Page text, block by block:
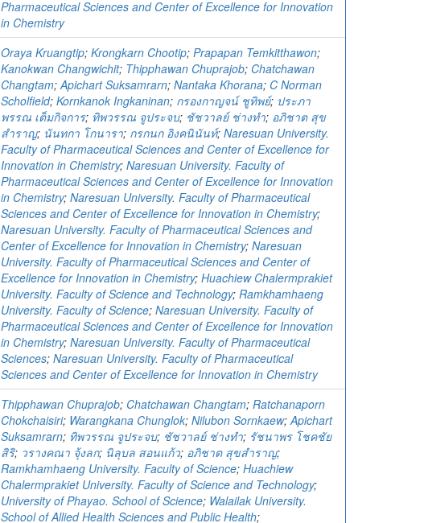
Pharmaceutical Sciences and Center of Excellence for Innovation
in Chemistry
Oraya Kruangtip; Krongkarn Chootip; Prapapan Temkitthawon;
Kanokwan Changwichit; Thipphawan Chuprajob; Chatchawan
Changtam;Apichart Suksamrarn; Nantaka Khorana; C Norman
Scholfield; Kornkanok Ingkaninan; กรองกาญจน์ ชูทิพย์; ประภา
พรรณ เต็มกิจการ; ทิพวรรณ จูประจบ; ชัชวาลย์ ช่างทำ; อภิชาต สุข
สำราญ; นันทกา โกนารา; กรกนก อิงคนินันท์; Naresuan University.
Faculty of Pharmaceutical Sciences and Center of Excellence for
Innovation in Chemistry; Naresuan University. Faculty of
Pharmaceutical Sciences and Center of Excellence for Innovation
in Chemistry; Naresuan University. Faculty of Pharmaceutical
Sciences and Center of Excellence for Innovation in Chemistry;
Naresuan University. Faculty of Pharmaceutical Sciences and
Center of Excellence for Innovation in Chemistry; Naresuan
University. Faculty of Pharmaceutical Sciences and Center of
Excellence for Innovation in Chemistry; Huachiew Chalermprakiet
University. Faculty of Science and Technology; Ramkhamhaeng
University. Faculty of Science; Naresuan University. Faculty of
Pharmaceutical Sciences and Center of Excellence for Innovation
in Chemistry; Naresuan University. Faculty of Pharmaceutical
Sciences; Naresuan University. Faculty of Pharmaceutical
Sciences and Center of Excellence for Innovation in Chemistry
Thipphawan Chuprajob; Chatchawan Changtam; Ratchanaporn
Chokchaisiri; Warangkana Chunglok; Nilubon Sornkaew;Apichart
Suksamrarn; ทิพวรรณ จูประจบ; ชัชวาลย์ ช่างทำ; รัชนาพร โชคชัย
สิริ; วรางคณา จุ้งลก; นิลุบล สอนแก้ว; อภิชาต สุขสำราญ;
Ramkhamhaeng University. Faculty of Science; Huachiew
Chalermprakiet University. Faculty of Science and Technology;
University of Phayao. School of Science; Walailak University.
School of Allied Health Sciences and Public Health;